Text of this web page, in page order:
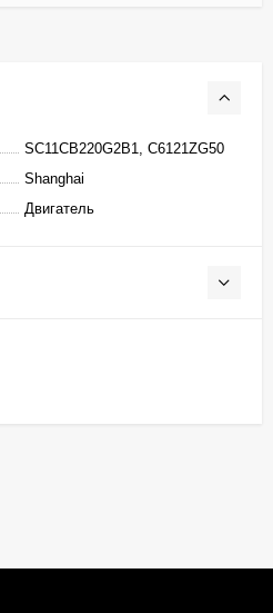
SC11CB220G2B1, C6121ZG50
Shanghai
Двигатель